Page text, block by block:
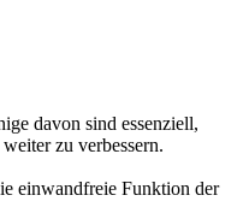
davon sind essenziell,
zu verbessern.
einwandfreie Funktion der